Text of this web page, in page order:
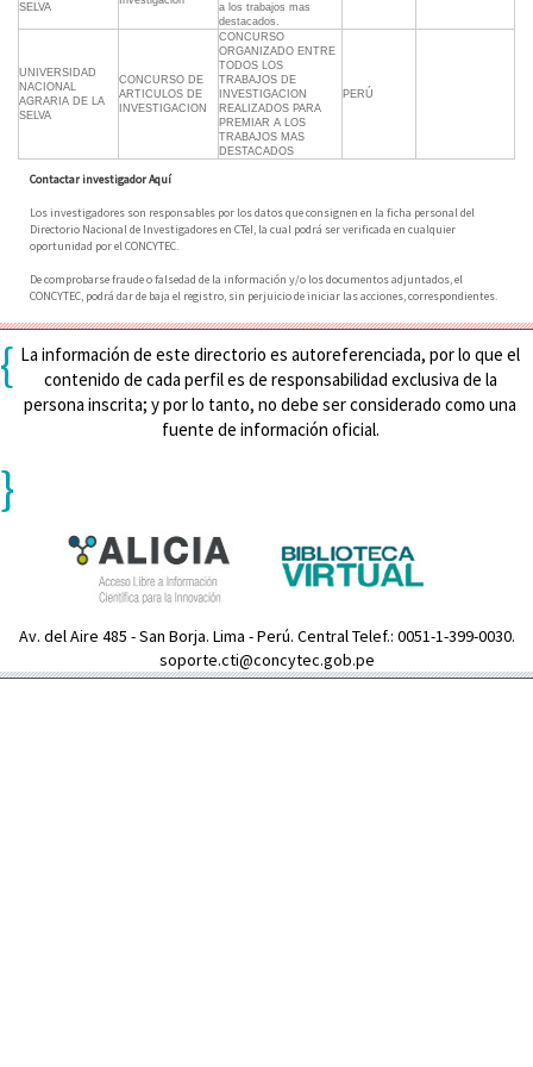
SELVA
a los trabajos mas
destacados.
UNIVERSIDAD
NACIONAL
AGRARIA DE LA
SELVA
CONCURSO DE
ARTICULOS DE
INVESTIGACION
CONCURSO
ORGANIZADO ENTRE
TODOS LOS
TRABAJOS DE
INVESTIGACION
REALIZADOS PARA
PREMIAR A LOS
TRABAJOS MAS
DESTACADOS
PERÚ
Contactar investigador Aquí
Los investigadores son responsables por los datos que consignen en la ficha personal del
Directorio Nacional de Investigadores en CTeI, la cual podrá ser verificada en cualquier
oportunidad por el CONCYTEC.
De comprobarse fraude o falsedad de la información y/o los documentos adjuntados, el
CONCYTEC, podrá dar de baja el registro, sin perjuicio de iniciar las acciones, correspondientes.
{ La información de este directorio es autoreferenciada, por lo que el
contenido de cada perfil es de responsabilidad exclusiva de la
persona inscrita; y por lo tanto, no debe ser considerado como una
fuente de información oficial.
}
Av. del Aire 485 - San Borja. Lima - Perú. Central Telef.: 0051-1-399-0030.
soporte.cti@concytec.gob.pe